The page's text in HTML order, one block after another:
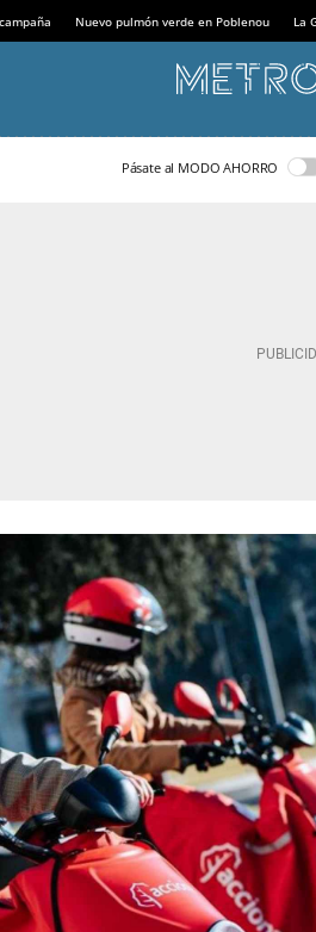
Nuevo pulmón verde en Poblenou La
Pásate al MODO AHORRO